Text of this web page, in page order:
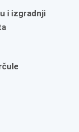
i izgradnji